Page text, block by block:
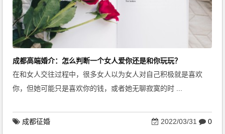
成都高端婚介：怎么判断一个女人爱你还是和你玩玩？
在和女人交往过程中，很多女人以为女人对自己积极就是喜欢
你，但她可能只是喜欢你的钱，或者她无聊寂寞的时 ...
成都征婚 2022/03/31 0